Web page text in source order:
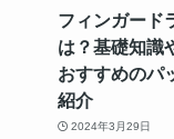
フィンガード
は？基礎知識
おすすめのパ
紹介
2024年3月29日